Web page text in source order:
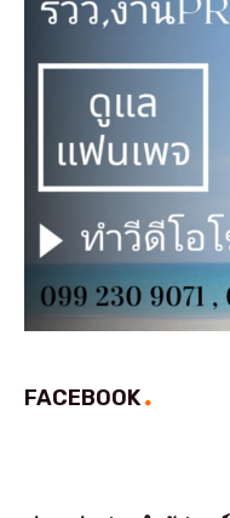
FACEBOOK